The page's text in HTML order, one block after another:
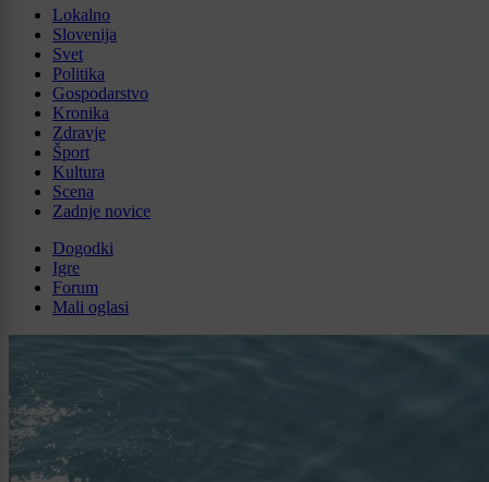
Lokalno
Slovenija
Svet
Politika
Gospodarstvo
Kronika
Zdravje
Šport
Kultura
Scena
Zadnje novice
Dogodki
Igre
Forum
Mali oglasi